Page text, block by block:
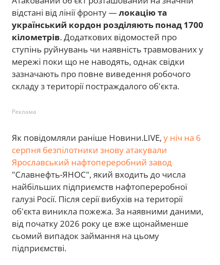
відстані від лінії фронту —локацію та
український кордон розділяють понад 1700
кілометрів. Додаткових відомостей про
ступінь руйнувань чи наявність травмованих у
мережі поки що не наводять, однак свідки
зазначають про повне виведення робочого
складу з території постраждалого об'єкта.
Реклама
Як повідомляли раніше Новини.LIVE, у ніч на 6
серпня безпілотники знову атакували
Ярославський нафтопереробний завод
"Славнефть-ЯНОС", який входить до числа
найбільших підприємств нафтопереробної
галузі Росії. Після серії вибухів на території
об'єкта виникла пожежа. За наявними даними,
від початку 2026 року це вже щонайменше
сьомий випадок займання на цьому
підприємстві.